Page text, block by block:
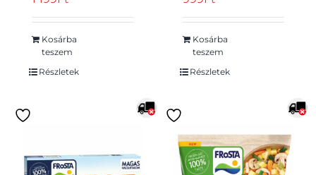
Kosárba
teszem
Részletek
Kosárba
teszem
Részletek